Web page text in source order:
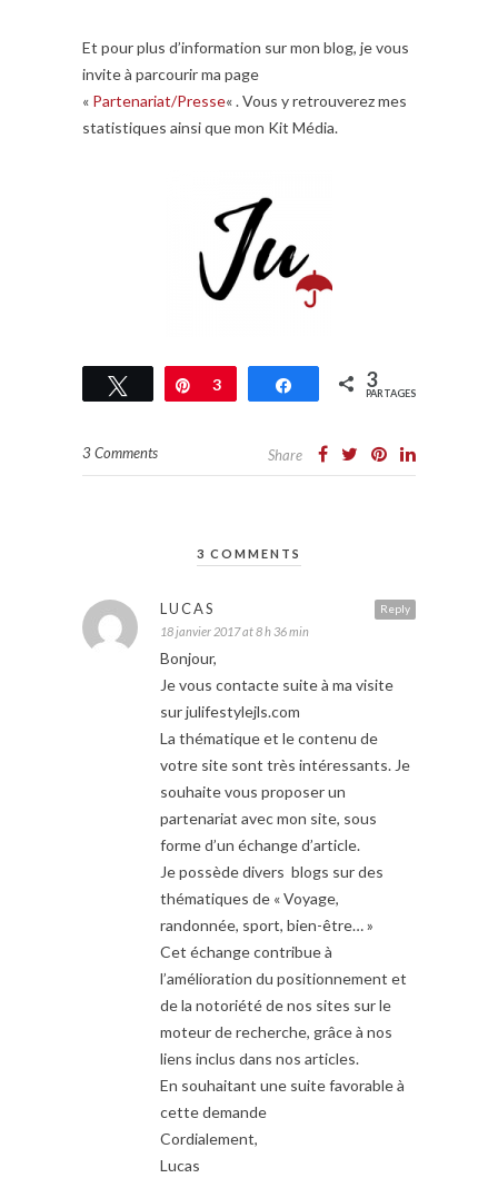
Et pour plus d’information sur mon blog, je vous
invite à parcourir ma page
« Partenariat/Presse« . Vous y retrouverez mes
statistiques ainsi que mon Kit Média.
Tweetez Épingle
3 Partagez3
PARTAGES
3 Comments Share
3 COMMENTS
Reply
LUCAS
18 janvier 2017 at 8 h 36 min
Bonjour,
Je vous contacte suite à ma visite
sur julifestylejls.com
La thématique et le contenu de
votre site sont très intéressants. Je
souhaite vous proposer un
partenariat avec mon site, sous
forme d’un échange d’article.
Je possède divers blogs sur des
thématiques de « Voyage,
randonnée, sport, bien-être… »
Cet échange contribue à
l’amélioration du positionnement et
de la notoriété de nos sites sur le
moteur de recherche, grâce à nos
liens inclus dans nos articles.
En souhaitant une suite favorable à
cette demande
Cordialement,
Lucas